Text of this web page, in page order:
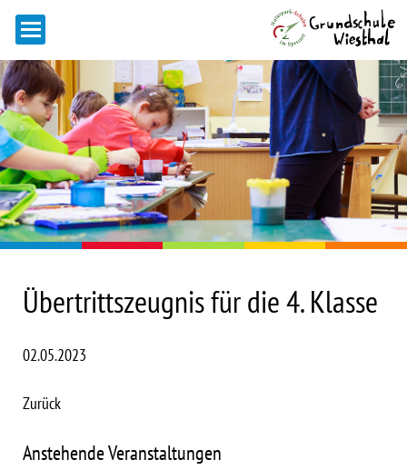
Übertrittszeugnis für die 4. Klasse
02.05.2023
Zurück
Anstehende Veranstaltungen